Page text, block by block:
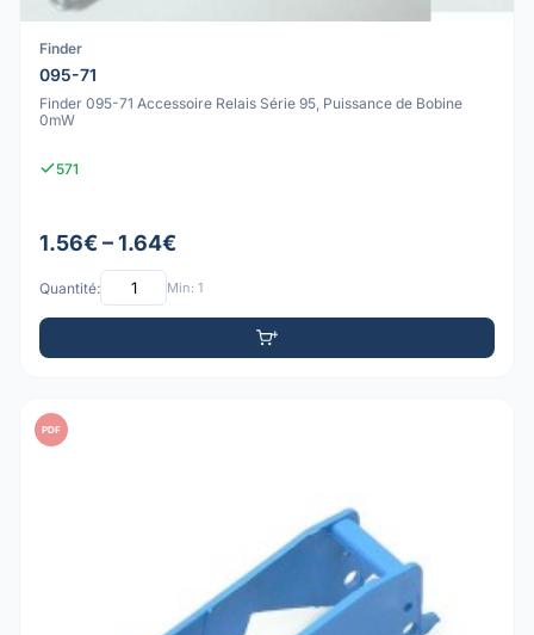
Finder
095-71
Finder 095-71 Accessoire Relais Série 95, Puissance de Bobine
0mW
571
1.56€ – 1.64€
Quantité: Min: 1
PDF